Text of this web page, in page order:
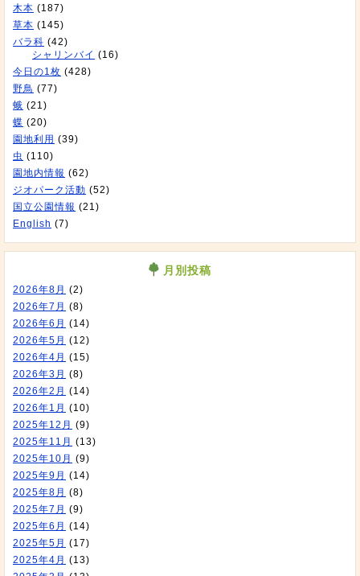
木本 (187)
草本 (145)
バラ科 (42)
シャリンバイ (16)
今日の1枚 (428)
野鳥 (77)
蛾 (21)
蝶 (20)
園地利用 (39)
虫 (110)
園地内情報 (62)
ジオパーク活動 (52)
国立公園情報 (21)
English (7)
月別投稿
2026年8月 (2)
2026年7月 (8)
2026年6月 (14)
2026年5月 (12)
2026年4月 (15)
2026年3月 (8)
2026年2月 (14)
2026年1月 (10)
2025年12月 (9)
2025年11月 (13)
2025年10月 (9)
2025年9月 (14)
2025年8月 (8)
2025年7月 (9)
2025年6月 (14)
2025年5月 (17)
2025年4月 (13)